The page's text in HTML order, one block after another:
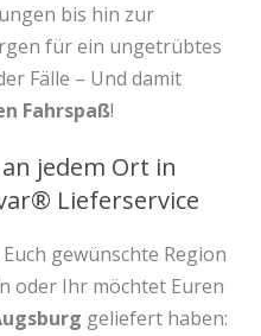
bis hin zur
für ein ungetrübtes
Fälle – Und damit
Fahrspaß!
jedem Ort in
Lieferservice
gewünschte Region
oder Ihr möchtet Euren
geliefert haben: